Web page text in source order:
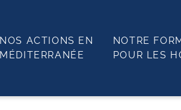
NOS ACTIONS EN
MÉDITERRANÉE
NOTRE
POUR LES